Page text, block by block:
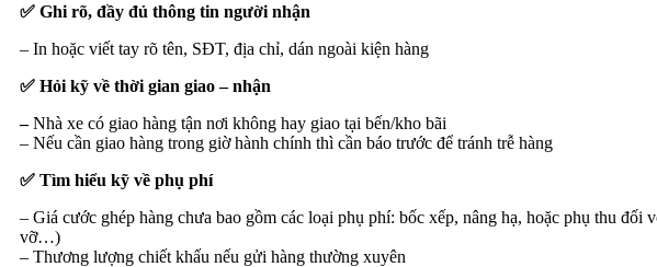
✅ Ghi rõ, đầy đủ thông tin người nhận
– In hoặc viết tay rõ tên, SĐT, địa chỉ, dán ngoài kiện hàng
✅ Hỏi kỹ về thời gian giao – nhận
–Nhà xe có giao hàng tận nơi không hay giao tại bến/kho bãi
– Nếu cần giao hàng trong giờ hành chính thì cần báo trước để tránh trễ hàng
✅ Tìm hiểu kỹ về phụ phí
– Giá cước ghép hàng chưa bao gồm các loại phụ phí: bốc xếp, nâng hạ, hoặc phụ thu đối
vỡ…)
– Thương lượng chiết khấu nếu gửi hàng thường xuyên